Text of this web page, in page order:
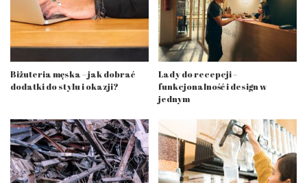
Biżuteria męska – jak dobrać
dodatki do stylu i okazji?
Lady do recepcji –
funkcjonalność i design w
jednym